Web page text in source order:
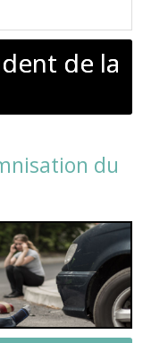
de la
du